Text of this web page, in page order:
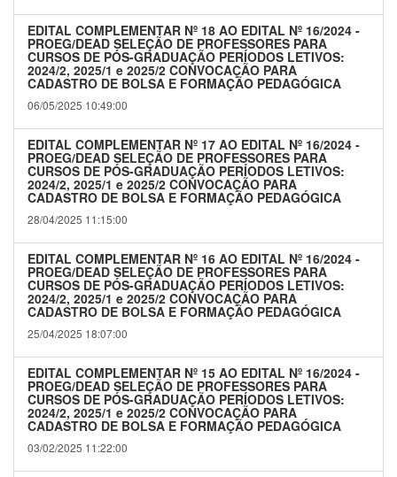
EDITAL COMPLEMENTAR Nº 18 AO EDITAL Nº 16/2024 -
PROEG/DEAD SELEÇÃO DE PROFESSORES PARA
CURSOS DE PÓS-GRADUAÇÃO PERÍODOS LETIVOS:
2024/2, 2025/1 e 2025/2 CONVOCAÇÃO PARA
CADASTRO DE BOLSA E FORMAÇÃO PEDAGÓGICA
06/05/2025 10:49:00
EDITAL COMPLEMENTAR Nº 17 AO EDITAL Nº 16/2024 -
PROEG/DEAD SELEÇÃO DE PROFESSORES PARA
CURSOS DE PÓS-GRADUAÇÃO PERÍODOS LETIVOS:
2024/2, 2025/1 e 2025/2 CONVOCAÇÃO PARA
CADASTRO DE BOLSA E FORMAÇÃO PEDAGÓGICA
28/04/2025 11:15:00
EDITAL COMPLEMENTAR Nº 16 AO EDITAL Nº 16/2024 -
PROEG/DEAD SELEÇÃO DE PROFESSORES PARA
CURSOS DE PÓS-GRADUAÇÃO PERÍODOS LETIVOS:
2024/2, 2025/1 e 2025/2 CONVOCAÇÃO PARA
CADASTRO DE BOLSA E FORMAÇÃO PEDAGÓGICA
25/04/2025 18:07:00
EDITAL COMPLEMENTAR Nº 15 AO EDITAL Nº 16/2024 -
PROEG/DEAD SELEÇÃO DE PROFESSORES PARA
CURSOS DE PÓS-GRADUAÇÃO PERÍODOS LETIVOS:
2024/2, 2025/1 e 2025/2 CONVOCAÇÃO PARA
CADASTRO DE BOLSA E FORMAÇÃO PEDAGÓGICA
03/02/2025 11:22:00